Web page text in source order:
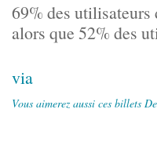
69% des utilisateurs
alors que 52% des
via
Vous aimerez aussi ces billets